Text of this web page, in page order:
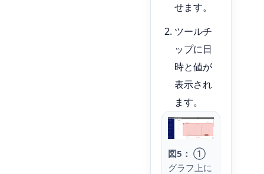
せます。
ツールチ
ップに日
時と値が
表示され
ます。
図5： ①
グラフ上に